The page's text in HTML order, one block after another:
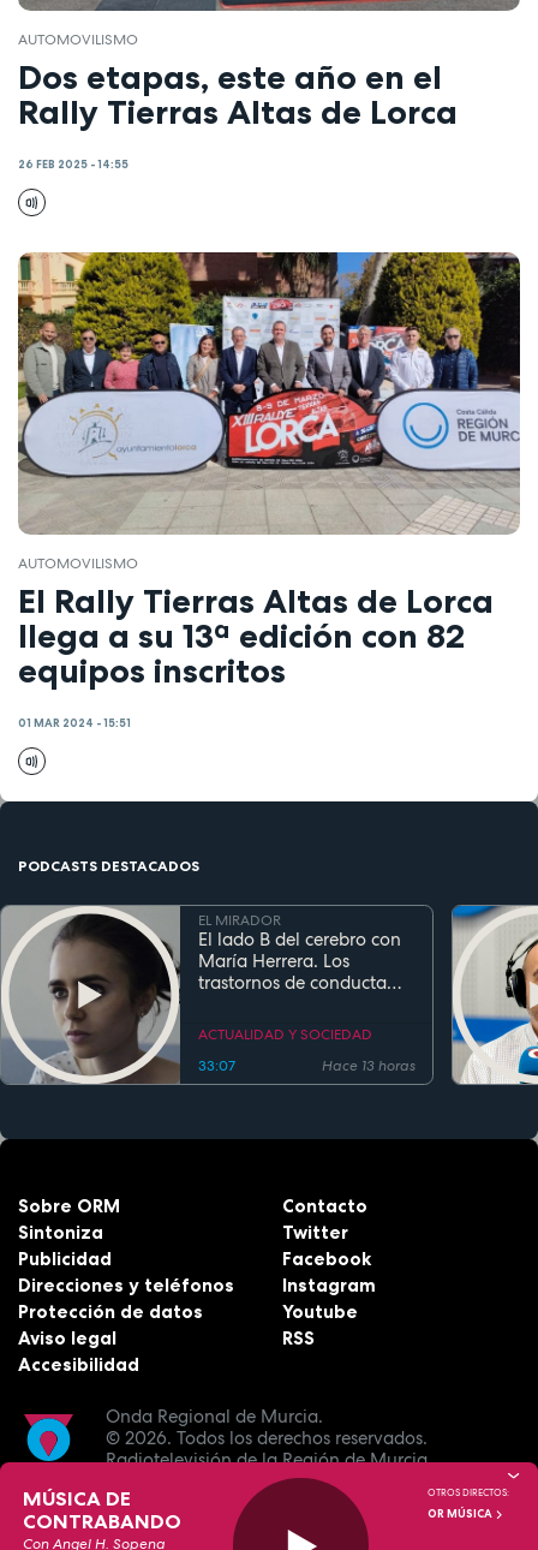
AUTOMOVILISMO
Dos etapas, este año en el
Rally Tierras Altas de Lorca
26 FEB 2025 - 14:55
AUTOMOVILISMO
El Rally Tierras Altas de Lorca
llega a su 13ª edición con 82
equipos inscritos
01 MAR 2024 - 15:51
PODCASTS DESTACADOS
EL MIRADOR
El lado B del cerebro con
María Herrera. Los
trastornos de conducta
ACTUALIDAD Y SOCIEDAD
33:07
Hace 13 horas
Onda Regional de Murcia.
© 2026. Todos los derechos reservados.
Radiotelevisión de la Región de Murcia.
Sobre ORM
Sintoniza
Publicidad
Direcciones y teléfonos
Protección de datos
Aviso legal
Accesibilidad
Contacto
Twitter
Facebook
Instagram
Youtube
RSS
MÚSICA DE
CONTRABANDO
Con Angel H. Sopena
OTROS DIRECTOS:
OR MÚSICA